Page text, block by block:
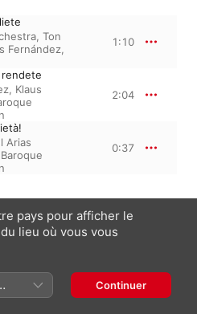
, Ton
Fernández,
1:10
rendete
, Klaus
2:04
Arias
0:37
pays pour afficher le
lieu où vous vous
Continuer